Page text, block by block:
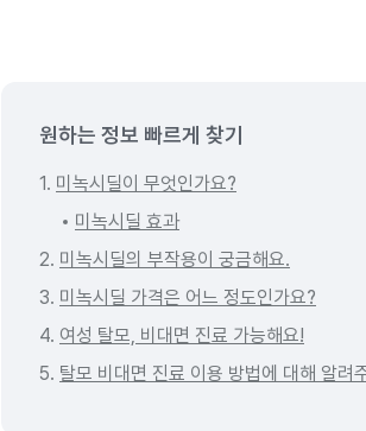
원하는 정보 빠르게 찾기
1. 미녹시딜이 무엇인가요?
미녹시딜 효과
2. 미녹시딜의 부작용이 궁금해요.
3. 미녹시딜 가격은 어느 정도인가요?
4. 여성 탈모, 비대면 진료 가능해요!
5. 탈모 비대면 진료 이용 방법에 대해 알려